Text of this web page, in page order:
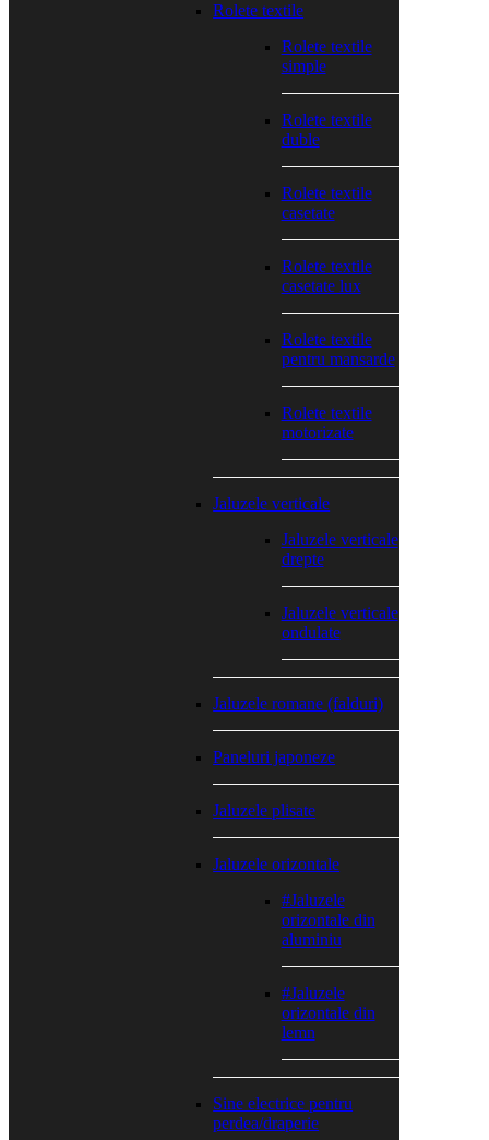
Rolete textile
Rolete textile
simple
Rolete textile
duble
Rolete textile
casetate
Rolete textile
casetate lux
Rolete textile
pentru mansarde
Rolete textile
motorizate
Jaluzele verticale
Jaluzele verticale
drepte
Jaluzele verticale
ondulate
Jaluzele romane (falduri)
Paneluri japoneze
Jaluzele plisate
Jaluzele orizontale
#Jaluzele
orizontale din
aluminiu
#Jaluzele
orizontale din
lemn
Sine electrice pentru
perdea/draperie